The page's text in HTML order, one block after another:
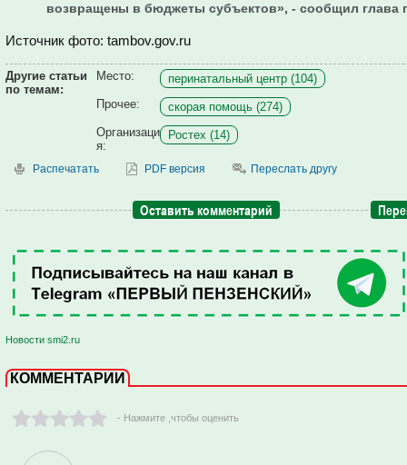
возвращены в бюджеты субъектов», - сообщил глава
Источник фото: tambov.gov.ru
Другие статьи
по темам:
Место:
перинатальный центр (104)
Прочее:
скорая помощь (274)
Организаци
я:
Ростех (14)
Распечатать PDF версия Переслать другу
Оставить комментарий
Новости smi2.ru
КОММЕНТАРИИ
- Нажмите ,чтобы оценить